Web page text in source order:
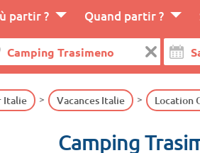
partir ? Quand partir ?
Italie Vacances Italie Location
Camping